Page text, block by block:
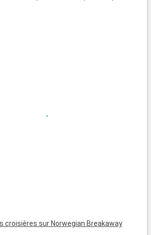
croisières sur Norwegian Breakaway